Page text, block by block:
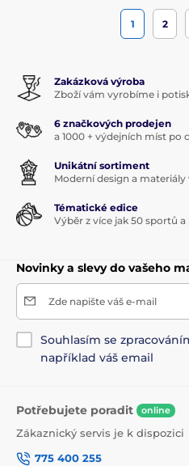
1 2
Zakázková výroba
Zboží vám vyrobíme i
6 značkových prodejen
a 1000 + výdejních míst po
Unikátní sortiment
Moderní design a
Tématické edice
Výběr z více jak 50 sportů
Novinky a slevy do vašeho
Zde napište váš e-mail
Souhlasím se
například váš email
Potřebujete poradit online
Zákaznický servis je k dispozici
775 400 255